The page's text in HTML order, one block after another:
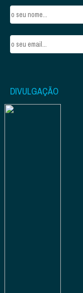
DIVULGAÇÃO